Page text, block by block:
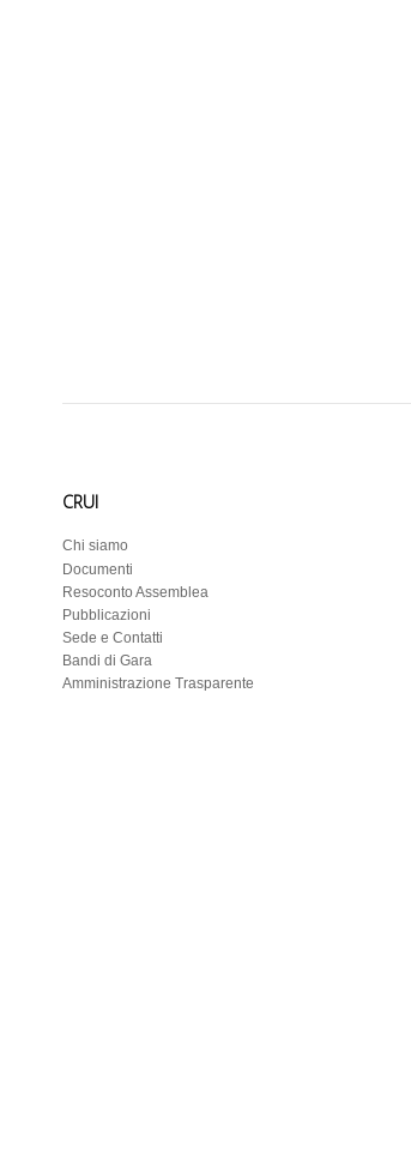
CRUI
Chi siamo
Documenti
Resoconto Assemblea
Pubblicazioni
Sede e Contatti
Bandi di Gara
Amministrazione Trasparente